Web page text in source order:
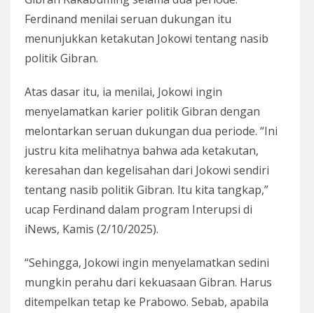
Ferdinand menilai seruan dukungan itu
menunjukkan ketakutan Jokowi tentang nasib
politik Gibran.
Atas dasar itu, ia menilai, Jokowi ingin
menyelamatkan karier politik Gibran dengan
melontarkan seruan dukungan dua periode. “Ini
justru kita melihatnya bahwa ada ketakutan,
keresahan dan kegelisahan dari Jokowi sendiri
tentang nasib politik Gibran. Itu kita tangkap,”
ucap Ferdinand dalam program Interupsi di
iNews, Kamis (2/10/2025).
“Sehingga, Jokowi ingin menyelamatkan sedini
mungkin perahu dari kekuasaan Gibran. Harus
ditempelkan tetap ke Prabowo. Sebab, apabila